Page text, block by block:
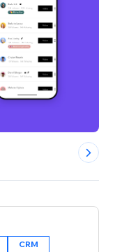
CRM